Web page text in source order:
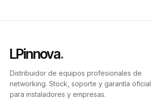
LPinnova.
Distribuidor de equipos profesionales de
networking. Stock, soporte y garantía oficial
para instaladores y empresas.